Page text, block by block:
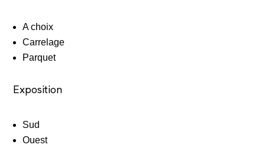
A choix
Carrelage
Parquet
Exposition
Sud
Ouest